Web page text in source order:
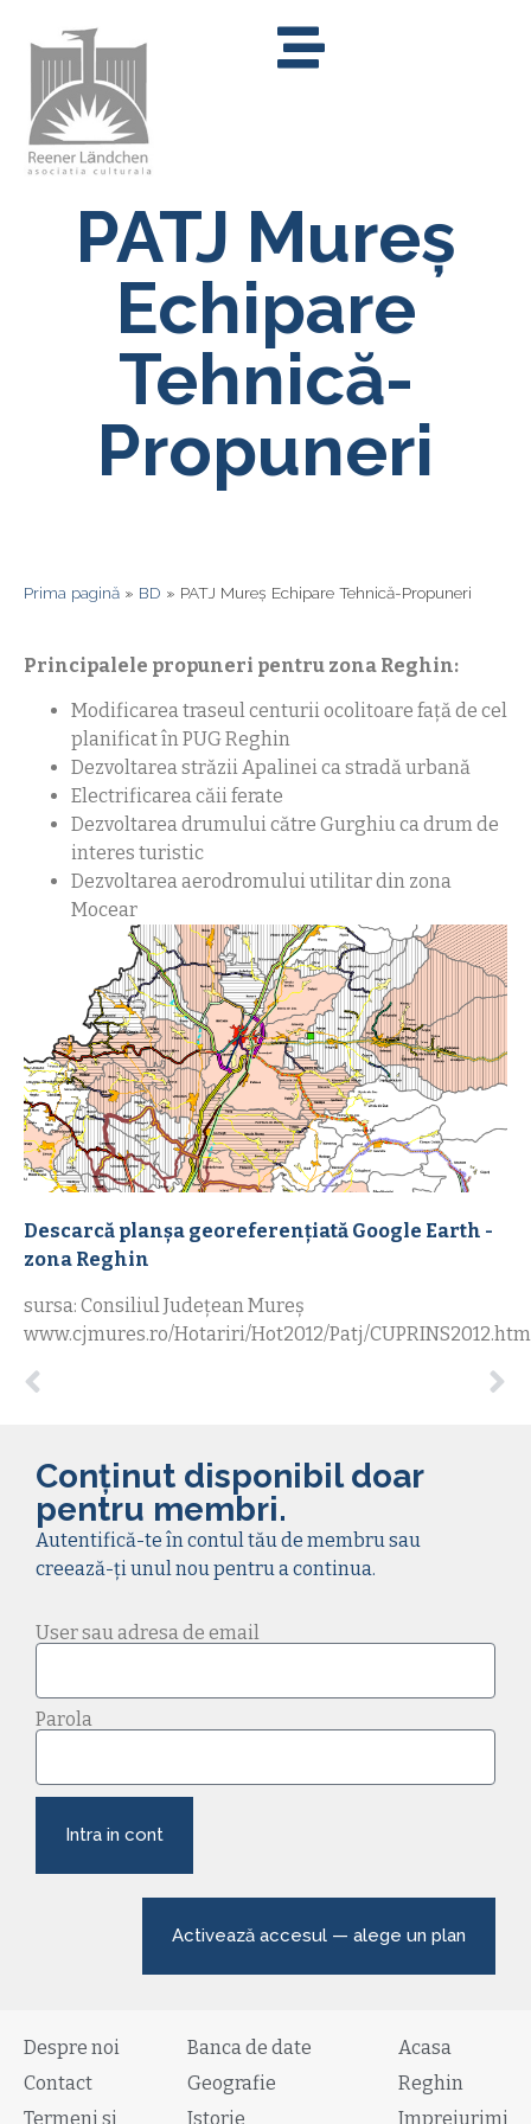
PATJ Mureș
Echipare
Tehnică-
Propuneri
Prima pagină » BD » PATJ Mureș Echipare Tehnică-Propuneri
Principalele propuneri pentru zona Reghin:
Modificarea traseul centurii ocolitoare față de cel
planificat în PUG Reghin
Dezvoltarea străzii Apalinei ca stradă urbană
Electrificarea căii ferate
Dezvoltarea drumului către Gurghiu ca drum de
interes turistic
Dezvoltarea aerodromului utilitar din zona
Mocear
Descarcă planșa georeferențiată Google Earth -
zona Reghin
sursa: Consiliul Județean Mureș
www.cjmures.ro/Hotariri/Hot2012/Patj/CUPRINS2012.htm
Conținut disponibil doar
pentru membri.
Autentifică-te în contul tău de membru sau
creează-ți unul nou pentru a continua.
User sau adresa de email
Parola
Intra in cont
Activează accesul — alege un plan
Despre noi
Contact
Termeni si
Banca de date
Geografie
Istorie
Acasa
Reghin
Imprejurimi